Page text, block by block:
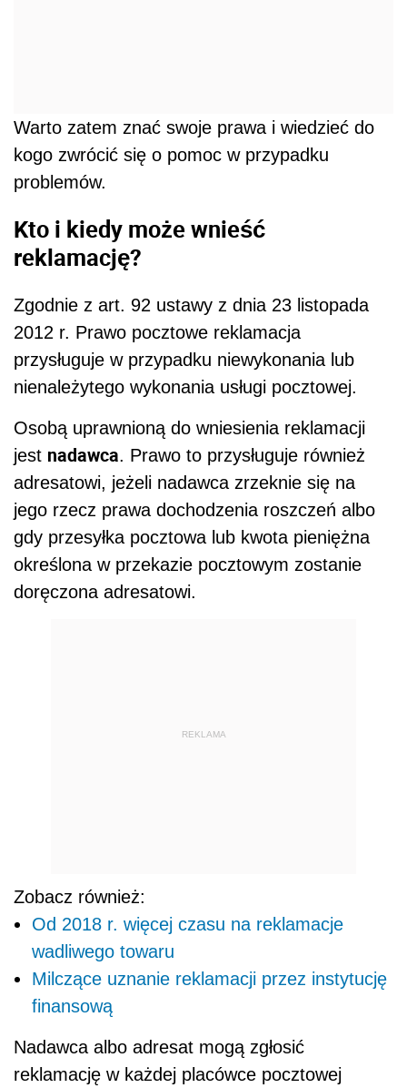
Warto zatem znać swoje prawa i wiedzieć do
kogo zwrócić się o pomoc w przypadku
problemów.
Kto i kiedy może wnieść
reklamację?
Zgodnie z art. 92 ustawy z dnia 23 listopada
2012 r. Prawo pocztowe reklamacja
przysługuje w przypadku niewykonania lub
nienależytego wykonania usługi pocztowej.
Osobą uprawnioną do wniesienia reklamacji
jest nadawca. Prawo to przysługuje również
adresatowi, jeżeli nadawca zrzeknie się na
jego rzecz prawa dochodzenia roszczeń albo
gdy przesyłka pocztowa lub kwota pieniężna
określona w przekazie pocztowym zostanie
doręczona adresatowi.
REKLAMA
Zobacz również:
Od 2018 r. więcej czasu na reklamacje
wadliwego towaru
Milczące uznanie reklamacji przez instytucję
finansową
Nadawca albo adresat mogą zgłosić
reklamację w każdej placówce pocztowej